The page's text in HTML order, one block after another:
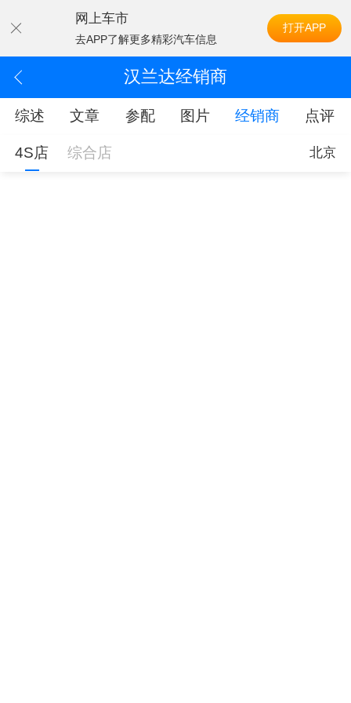
网上车市
去APP了解更多精彩汽车信息
打开APP
汉兰达经销商
综述 文章 参配 图片 经销商 点评
4S店 综合店 北京